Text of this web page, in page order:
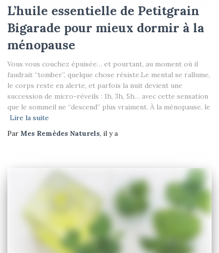
L’huile essentielle de Petitgrain
Bigarade pour mieux dormir à la
ménopause
Vous vous couchez épuisée… et pourtant, au moment où il
faudrait “tomber”, quelque chose résiste.Le mental se rallume,
le corps reste en alerte, et parfois la nuit devient une
succession de micro-réveils : 1h, 3h, 5h… avec cette sensation
que le sommeil ne “descend” plus vraiment. À la ménopause, le
Lire la suite
Par Mes Remèdes Naturels, il y a